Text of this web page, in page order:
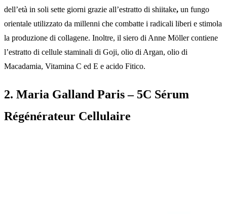
dell’età in soli sette giorni grazie all’estratto di shiitake, un fungo
orientale utilizzato da millenni che combatte i radicali liberi e stimola
la produzione di collagene. Inoltre, il siero di Anne Möller contiene
l’estratto di cellule staminali di Goji, olio di Argan, olio di
Macadamia, Vitamina C ed E e acido Fitico.
2. Maria Galland Paris – 5C Sérum
Régénérateur Cellulaire